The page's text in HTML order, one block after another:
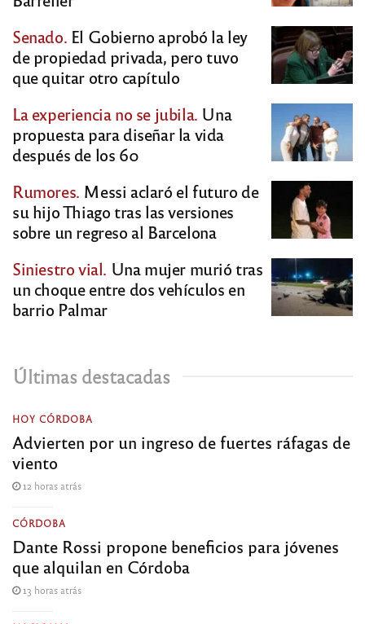
Senado. El Gobierno aprobó la ley
de propiedad privada, pero tuvo
que quitar otro capítulo
La experiencia no se jubila. Una
propuesta para diseñar la vida
después de los 60
Rumores. Messi aclaró el futuro de
su hijo Thiago tras las versiones
sobre un regreso al Barcelona
Siniestro vial. Una mujer murió tras
un choque entre dos vehículos en
barrio Palmar
Últimas destacadas
HOY CÓRDOBA
Advierten por un ingreso de fuertes ráfagas de
viento
12 horas atrás
CÓRDOBA
Dante Rossi propone beneficios para jóvenes
que alquilan en Córdoba
13 horas atrás